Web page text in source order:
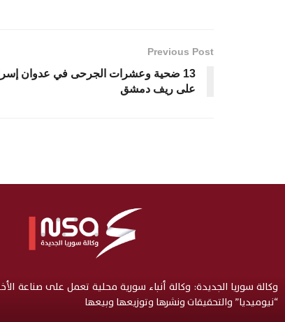
Previous Post
13 ضحية وعشرات الجرحى في عدوان
على ريف دمشق
وكالة سوريا الجديدة: وكالة أنباء سورية محلية تعمل على صناعة
“نيوميديا” والتحقيقات ونشرها وتوزيعها وبيعها